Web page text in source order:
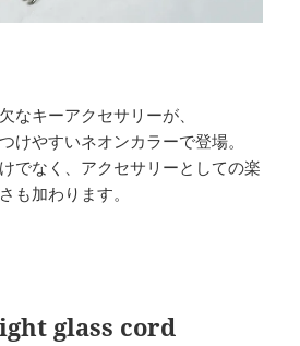
なキーアクセサリーが、
けやすいネオンカラーで登場。
でなく、アクセサリーとしての楽
も加わります。
glass cord